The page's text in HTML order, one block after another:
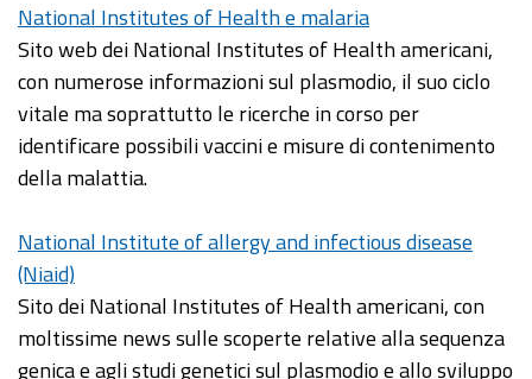
National Institutes of Health e malaria
Sito web dei National Institutes of Health americani,
con numerose informazioni sul plasmodio, il suo ciclo
vitale ma soprattutto le ricerche in corso per
identificare possibili vaccini e misure di contenimento
della malattia.
National Institute of allergy and infectious disease
(Niaid)
Sito dei National Institutes of Health americani, con
moltissime news sulle scoperte relative alla sequenza
genica e agli studi genetici sul plasmodio e allo sviluppo